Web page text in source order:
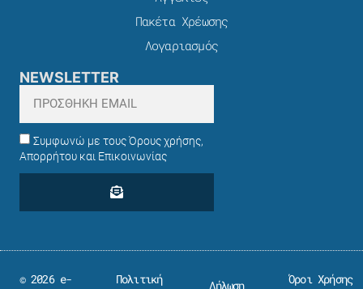
Πακέτα Χρέωσης​
Λογαριασμός
NEWSLETTER
Συμφωνώ με τους Όρους χρήσης,
Απορρήτου και Επικοινωνίας
© 2026 e-
Πολιτική
Δήλωση Όροι Χρήσης